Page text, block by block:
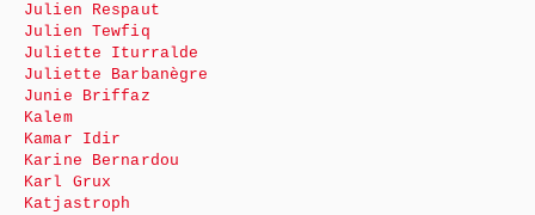
Julien Respaut
Julien Tewfiq
Juliette Iturralde
Juliette Barbanègre
Junie Briffaz
Kalem
Kamar Idir
Karine Bernardou
Karl Grux
Katjastroph